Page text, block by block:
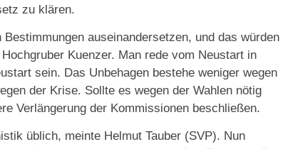
zu klären.
auseinandersetzen, und das würden
Kuenzer. Man rede vom Neustart in
sein. Das Unbehagen bestehe weniger wegen
der Krise. Sollte es wegen der Wahlen nötig
Verlängerung der Kommissionen beschließen.
üblich, meinte Helmut Tauber (SVP). Nun